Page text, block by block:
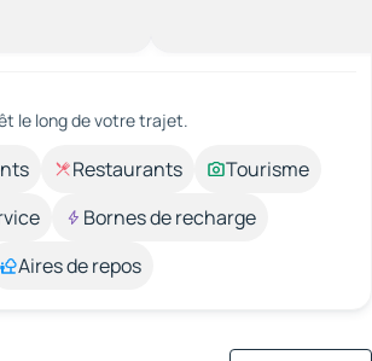
le long de votre trajet.
Restaurants
Tourisme
Bornes de recharge
Aires de repos